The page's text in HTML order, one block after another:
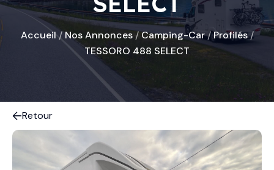
Accueil/Nos Annonces/Camping-Car/Profilés/
TESSORO 488 SELECT
Retour